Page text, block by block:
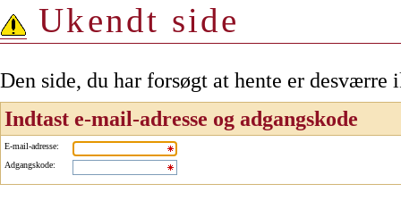
Ukendt side
Den side, du har forsøgt at hente er
Indtast e-mail-adresse og adgangskode
E-mail-adresse:
Adgangskode: